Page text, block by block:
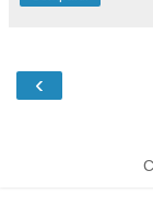
‹